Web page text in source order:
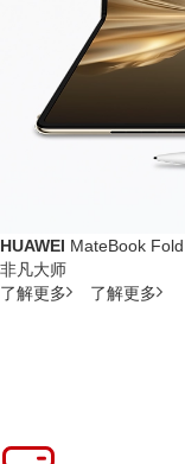
HUAWEI MateBook Fold
非凡大师
了解更多
了解更多